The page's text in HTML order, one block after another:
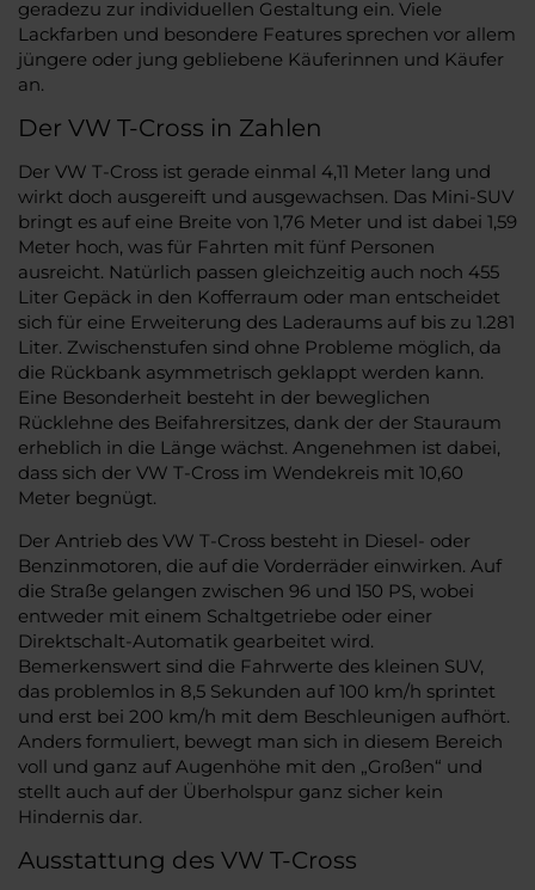
geradezu zur individuellen Gestaltung ein. Viele
Lackfarben und besondere Features sprechen vor allem
jüngere oder jung gebliebene Käuferinnen und Käufer
an.
Der VW T-Cross in Zahlen
Der VW T-Cross ist gerade einmal 4,11 Meter lang und
wirkt doch ausgereift und ausgewachsen. Das Mini-SUV
bringt es auf eine Breite von 1,76 Meter und ist dabei 1,59
Meter hoch, was für Fahrten mit fünf Personen
ausreicht. Natürlich passen gleichzeitig auch noch 455
Liter Gepäck in den Kofferraum oder man entscheidet
sich für eine Erweiterung des Laderaums auf bis zu 1.281
Liter. Zwischenstufen sind ohne Probleme möglich, da
die Rückbank asymmetrisch geklappt werden kann.
Eine Besonderheit besteht in der beweglichen
Rücklehne des Beifahrersitzes, dank der der Stauraum
erheblich in die Länge wächst. Angenehmen ist dabei,
dass sich der VW T-Cross im Wendekreis mit 10,60
Meter begnügt.
Der Antrieb des VW T-Cross besteht in Diesel- oder
Benzinmotoren, die auf die Vorderräder einwirken. Auf
die Straße gelangen zwischen 96 und 150 PS, wobei
entweder mit einem Schaltgetriebe oder einer
Direktschalt-Automatik gearbeitet wird.
Bemerkenswert sind die Fahrwerte des kleinen SUV,
das problemlos in 8,5 Sekunden auf 100 km/h sprintet
und erst bei 200 km/h mit dem Beschleunigen aufhört.
Anders formuliert, bewegt man sich in diesem Bereich
voll und ganz auf Augenhöhe mit den „Großen“ und
stellt auch auf der Überholspur ganz sicher kein
Hindernis dar.
Ausstattung des VW T-Cross